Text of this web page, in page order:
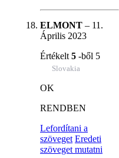
ELMONT – 11.
Április 2023
Értékelt 5 -ből 5
Slovakia
OK
RENDBEN
Lefordítani a
szöveget Eredeti
szöveget mutatni